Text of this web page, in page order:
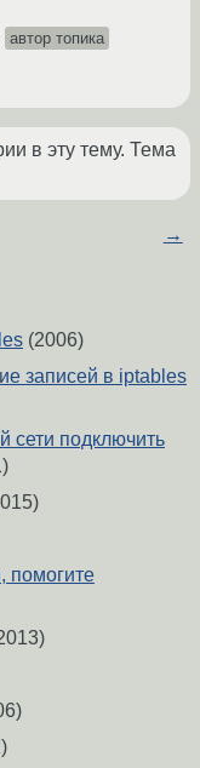
автор топика
в эту тему. Тема
→
(2006)
записей в iptables
сети подключить
помогите